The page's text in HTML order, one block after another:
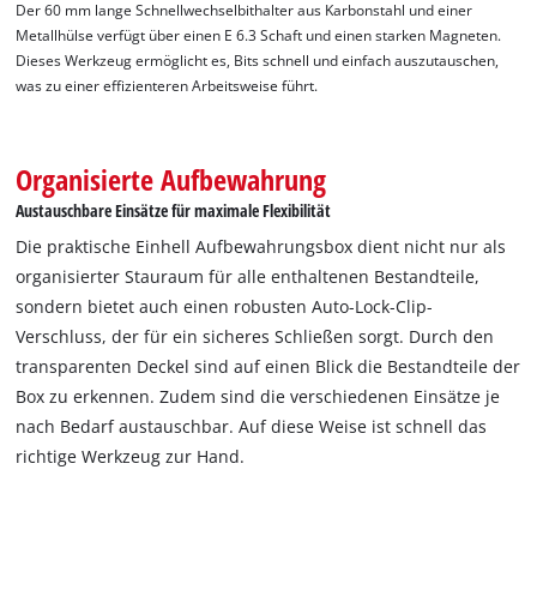
Der 60 mm lange Schnellwechselbithalter aus Karbonstahl und einer
Metallhülse verfügt über einen E 6.3 Schaft und einen starken Magneten.
Dieses Werkzeug ermöglicht es, Bits schnell und einfach auszutauschen,
was zu einer effizienteren Arbeitsweise führt.
Organisierte Aufbewahrung
Austauschbare Einsätze für maximale Flexibilität
Die praktische Einhell Aufbewahrungsbox dient nicht nur als
organisierter Stauraum für alle enthaltenen Bestandteile,
sondern bietet auch einen robusten Auto-Lock-Clip-
Verschluss, der für ein sicheres Schließen sorgt. Durch den
transparenten Deckel sind auf einen Blick die Bestandteile der
Box zu erkennen. Zudem sind die verschiedenen Einsätze je
nach Bedarf austauschbar. Auf diese Weise ist schnell das
richtige Werkzeug zur Hand.